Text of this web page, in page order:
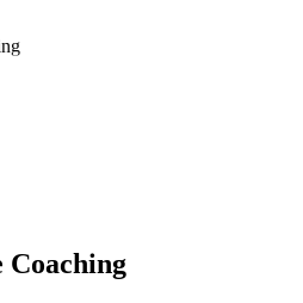
Coaching